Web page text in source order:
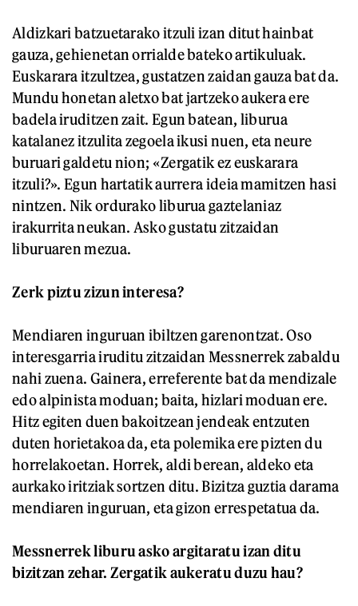
Aldizkari batzuetarako itzuli izan ditut hainbat
gauza, gehienetan orrialde bateko artikuluak.
Euskarara itzultzea, gustatzen zaidan gauza bat da.
Mundu honetan aletxo bat jartzeko aukera ere
badela iruditzen zait. Egun batean, liburua
katalanez itzulita zegoela ikusi nuen, eta neure
buruari galdetu nion; «Zergatik ez euskarara
itzuli?». Egun hartatik aurrera ideia mamitzen hasi
nintzen. Nik ordurako liburua gaztelaniaz
irakurrita neukan. Asko gustatu zitzaidan
liburuaren mezua.
Zerk piztu zizun interesa?
Mendiaren inguruan ibiltzen garenontzat. Oso
interesgarria iruditu zitzaidan Messnerrek zabaldu
nahi zuena. Gainera, erreferente bat da mendizale
edo alpinista moduan; baita, hizlari moduan ere.
Hitz egiten duen bakoitzean jendeak entzuten
duten horietakoa da, eta polemika ere pizten du
horrelakoetan. Horrek, aldi berean, aldeko eta
aurkako iritziak sortzen ditu. Bizitza guztia darama
mendiaren inguruan, eta gizon errespetatua da.
Messnerrek liburu asko argitaratu izan ditu
bizitzan zehar. Zergatik aukeratu duzu hau?